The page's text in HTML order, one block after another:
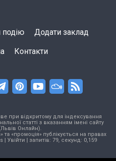
подію Додати заклад
Контакти
при відкритому для індексування
статті з вказанням імені сайту
Онлайн).
«промоція» публікується на правах
| Увійти | запитів: 79, секунд: 0,159